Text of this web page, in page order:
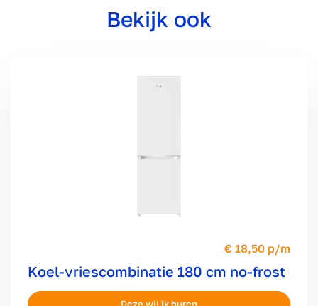
Bekijk ook
Koel-vriescombinatie 180 cm no-frost
18,50 p/m